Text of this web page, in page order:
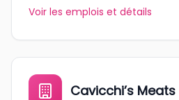
Voir les emplois et détails
Cavicchi’s Meats